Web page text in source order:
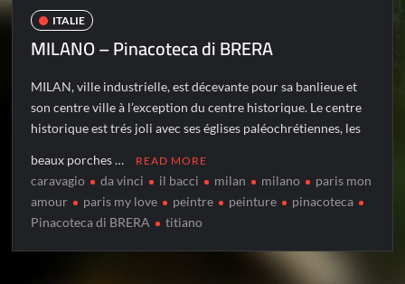
ITALIE
MILANO – Pinacoteca di BRERA
MILAN, ville industrielle, est décevante pour sa banlieue et
son centre ville à l’exception du centre historique. Le centre
historique est trés joli avec ses églises paléochrétiennes, les
beaux porches … READ MORE
caravagio da vinci il bacci milan milano
paris mon
amour
paris my love peintre peinture
pinacoteca
Pinacoteca di BRERA
titiano